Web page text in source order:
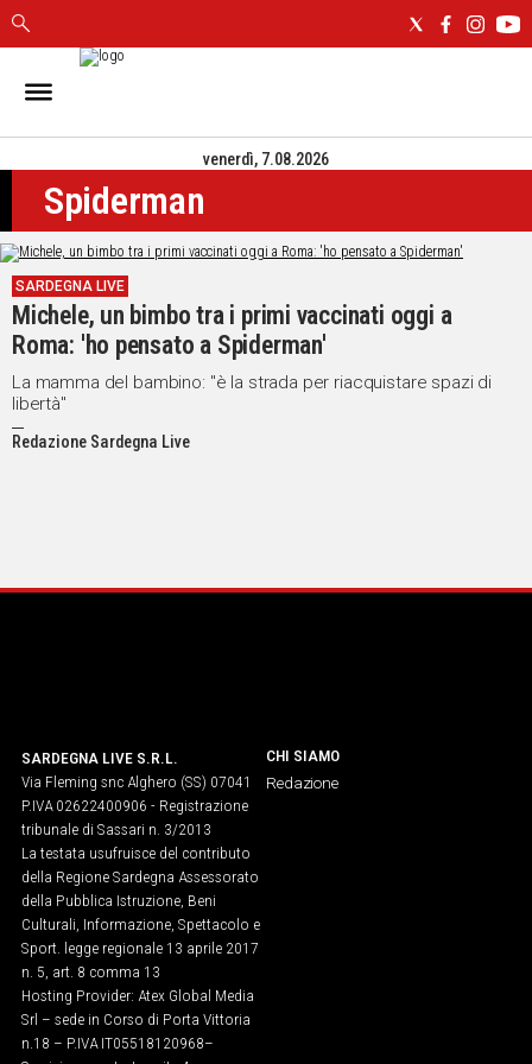
IN
CAGLIARI
SASSARI
NUORO
ORISTANO
SULCIS
GALLURA
OGLIASTRA
MEDIO
CAMPIDANO
ITALIA
VIDEO
Vai
UNISCITI
AL CANALE
WHATSAPP
venerdì, 7.08.2026
Spiderman
SARDEGNA LIVE
Michele, un bimbo tra i primi vaccinati oggi a
Roma: 'ho pensato a Spiderman'
La mamma del bambino: "è la strada per riacquistare spazi di
libertà"
Redazione Sardegna Live
SARDEGNA LIVE S.R.L.
Via Fleming snc Alghero (SS) 07041
P.IVA 02622400906 - Registrazione
tribunale di Sassari n. 3/2013
La testata usufruisce del contributo
della Regione Sardegna Assessorato
della Pubblica Istruzione, Beni
Culturali, Informazione, Spettacolo e
Sport. legge regionale 13 aprile 2017
n. 5, art. 8 comma 13
Hosting Provider: Atex Global Media
Srl – sede in Corso di Porta Vittoria
n.18 – P.IVA IT05518120968​–
CHI SIAMO
Redazione